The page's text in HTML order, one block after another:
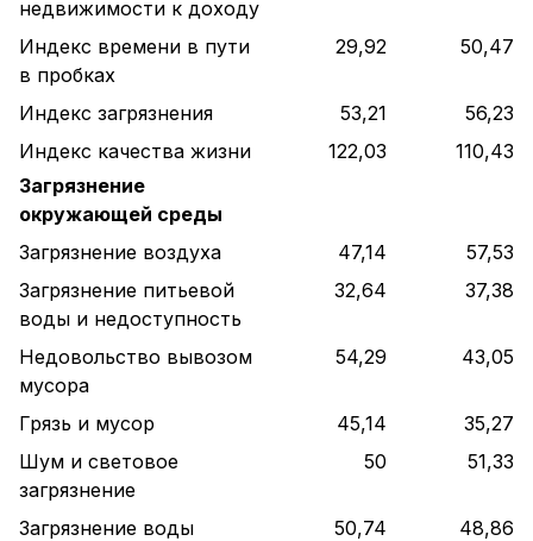
недвижимости к доходу
Индекс времени в пути
в пробках
29,92 50,47
Индекс загрязнения 53,21
56,23
Индекс качества жизни
122,03
110,43
Загрязнение
окружающей среды
Загрязнение воздуха
47,14
57,53
Загрязнение питьевой
воды и недоступность
32,64 37,38
Недовольство вывозом
мусора
54,29 43,05
Грязь и мусор 45,14
35,27
Шум и световое
загрязнение
50 51,33
Загрязнение воды 50,74
48,86